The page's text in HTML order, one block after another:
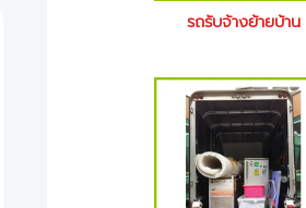
รถรับจ้างย้ายบ้าน